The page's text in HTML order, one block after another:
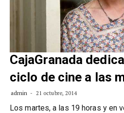
CajaGranada
ciclo de cine a las
admin 21 octubre, 2014
Los martes, a las 19 horas y en